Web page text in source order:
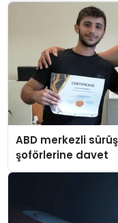
ABD merkezli
şoförlerine davet